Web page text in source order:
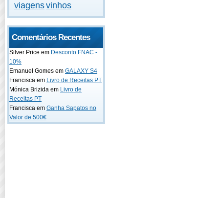
viagensvinhos
Comentários Recentes
Silver Price em Desconto FNAC -
10%
Emanuel Gomes em GALAXY S4
Francisca em Livro de Receitas PT
Mónica Brizida em Livro de
Receitas PT
Francisca em Ganha Sapatos no
Valor de 500€